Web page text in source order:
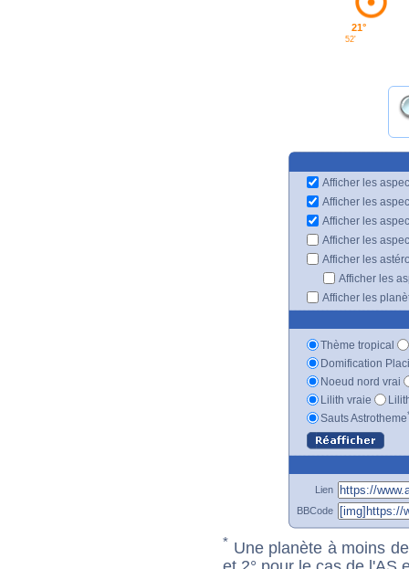
21°
52'
Afficher les
Afficher les
Afficher les
Afficher les
Afficher les
Afficher les
Afficher les
Thème tropical
Domification
Noeud nord vrai
Lilith vraie
Sauts Astrotheme
Lien
BBCode
* Une planète à moins